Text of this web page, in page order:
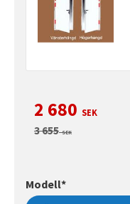
Nedsatt pris:
2 680 SEK
Ordinarie pris:
3 655SEK
Modell*